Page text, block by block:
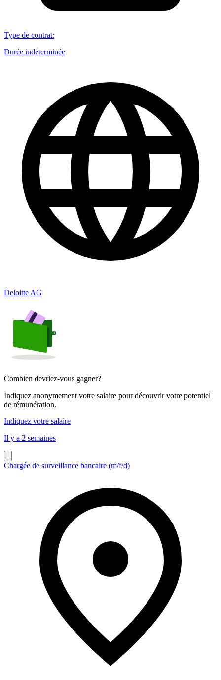
Type de contrat:
Durée indéterminée
Deloitte AG
Combien devriez-vous gagner?
Indiquez anonymement votre salaire pour découvrir votre potentiel
de rémunération.
Indiquez votre salaire
Il y a 2 semaines
Chargée de surveillance bancaire (m/f/d)